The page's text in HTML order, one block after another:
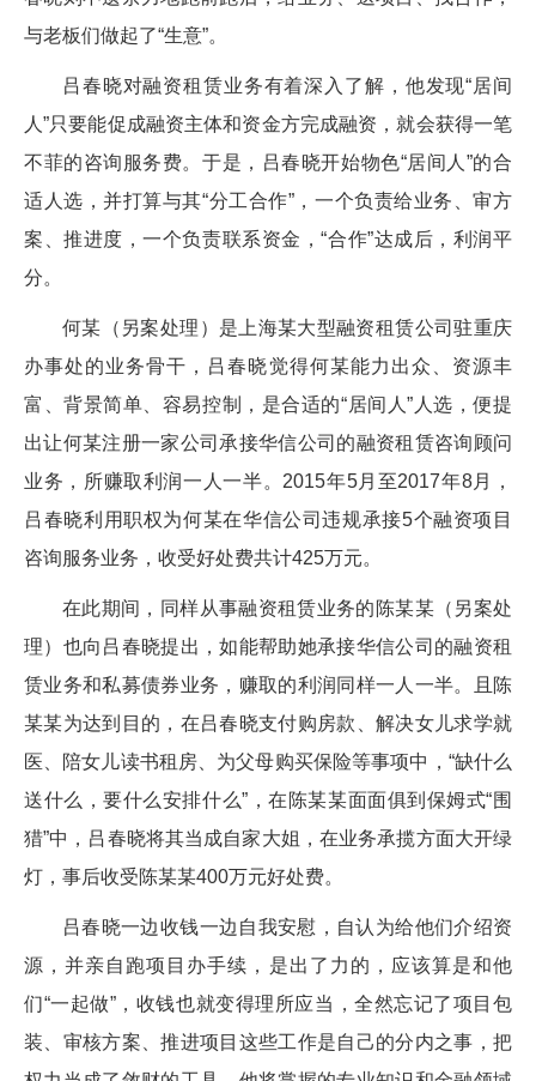
与老板们做起了“生意”。
吕春晓对融资租赁业务有着深入了解，他发现“居间
人”只要能促成融资主体和资金方完成融资，就会获得一笔
不菲的咨询服务费。于是，吕春晓开始物色“居间人”的合
适人选，并打算与其“分工合作”，一个负责给业务、审方
案、推进度，一个负责联系资金，“合作”达成后，利润平
分。
何某（另案处理）是上海某大型融资租赁公司驻重庆
办事处的业务骨干，吕春晓觉得何某能力出众、资源丰
富、背景简单、容易控制，是合适的“居间人”人选，便提
出让何某注册一家公司承接华信公司的融资租赁咨询顾问
业务，所赚取利润一人一半。2015年5月至2017年8月，
吕春晓利用职权为何某在华信公司违规承接5个融资项目
咨询服务业务，收受好处费共计425万元。
在此期间，同样从事融资租赁业务的陈某某（另案处
理）也向吕春晓提出，如能帮助她承接华信公司的融资租
赁业务和私募债券业务，赚取的利润同样一人一半。且陈
某某为达到目的，在吕春晓支付购房款、解决女儿求学就
医、陪女儿读书租房、为父母购买保险等事项中，“缺什么
送什么，要什么安排什么”，在陈某某面面俱到保姆式“围
猎”中，吕春晓将其当成自家大姐，在业务承揽方面大开绿
灯，事后收受陈某某400万元好处费。
吕春晓一边收钱一边自我安慰，自认为给他们介绍资
源，并亲自跑项目办手续，是出了力的，应该算是和他
们“一起做”，收钱也就变得理所应当，全然忘记了项目包
装、审核方案、推进项目这些工作是自己的分内之事，把